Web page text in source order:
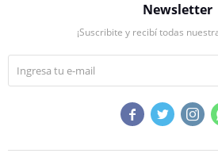
Newsletter
¡Suscribite y recibí todas
  